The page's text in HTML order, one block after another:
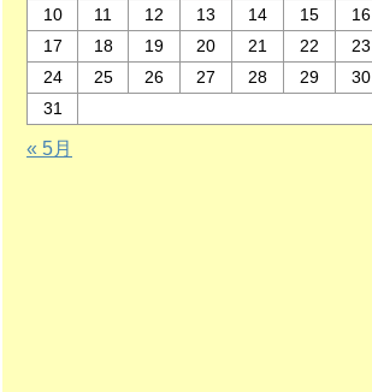
10
11 12 13 14 15
16
17
18 19 20 21 22
23
24
25 26 27 28 29
30
31
« 5月